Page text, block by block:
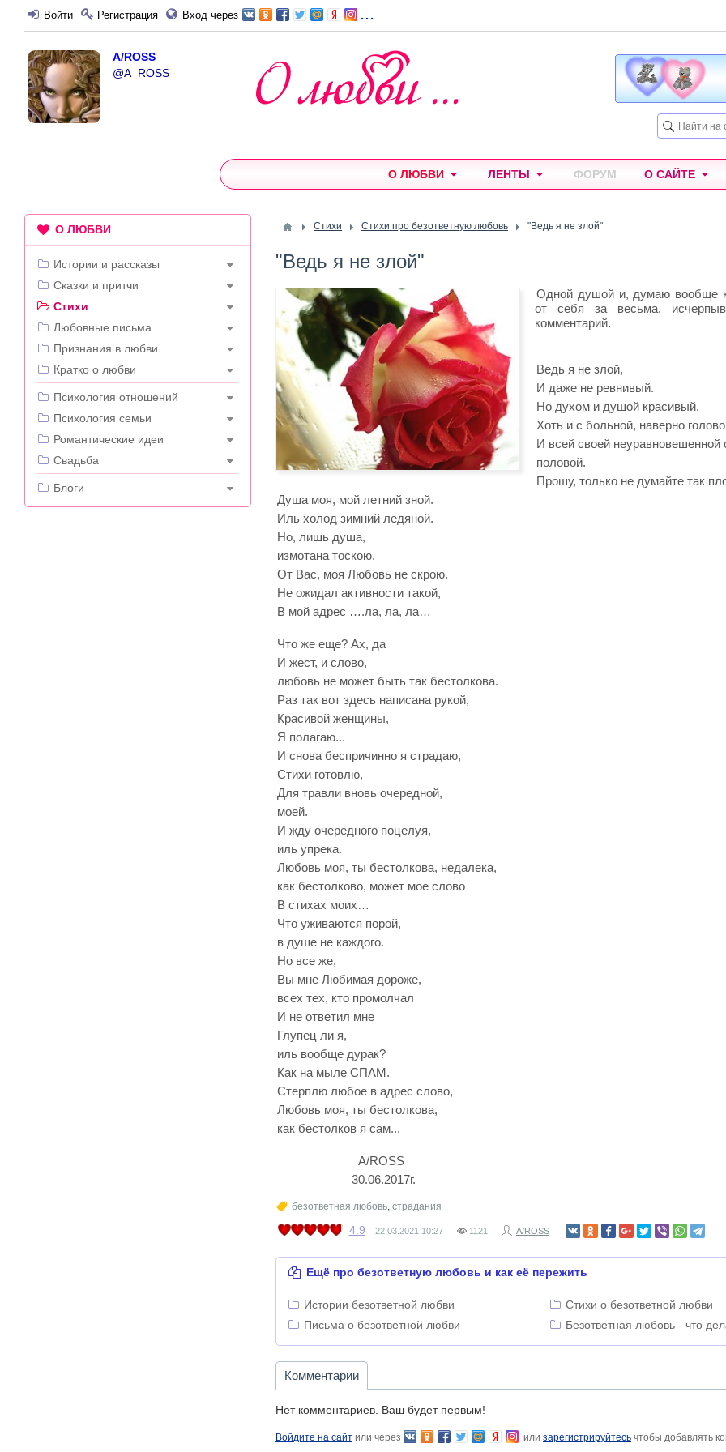
Войти Регистрация Вход через ...
A/ROSS
@A_ROSS
О ЛЮБВИ ЛЕНТЫ ФОРУМ О САЙТЕ
Стихи Стихи про безответную любовь "Ведь я не злой"
"Ведь я не злой"
Одной душой и, думаю вообще
от себя за весьма,
комментарий.
Ведь я не злой,
И даже не ревнивый.
Но духом и душой красивый,
Хоть и c больной, наверно
И всей своей неуравновешенной
половой.
Прошу, только не думайте так
Душа моя, мой летний зной.
Иль холод зимний ледяной.
Но, лишь душа,
измотана тоскою.
От Вас, моя Любовь не скрою.
Не ожидал активности такой,
В мой адрес ….ла, ла, ла…
Что же еще? Ах, да
И жест, и слово,
любовь не может быть так бестолкова.
Раз так вот здесь написана рукой,
Красивой женщины,
Я полагаю...
И снова беспричинно я страдаю,
Стихи готовлю,
Для травли вновь очередной,
моей.
И жду очередного поцелуя,
иль упрека.
Любовь моя, ты бестолкова, недалека,
как бестолково, может мое слово
В стихах моих…
Что уживаются порой,
в душе не каждого.
Но все же,
Вы мне Любимая дороже,
всех тех, кто промолчал
И не ответил мне
Глупец ли я,
иль вообще дурак?
Как на мыле СПАМ.
Стерплю любое в адрес слово,
Любовь моя, ты бестолкова,
как бестолков я сам...
А/ROSS
30.06.2017г.
безответная любовь, страдания
4.9 22.03.2021 10:27 1121 A/ROSS
Ещё про безответную любовь и как её пережить
Истории безответной любви
Стихи о безответной любви
Письма о безответной любви
Безответная любовь - что
Комментарии
Нет комментариев. Ваш будет первым!
Войдите на сайт или через или зарегистрируйтесь чтобы добавлять
О ЛЮБВИ
Истории и рассказы
Сказки и притчи
Стихи
Любовные письма
Признания в любви
Кратко о любви
---
Психология отношений
Психология семьи
Романтические идеи
Свадьба
---
Блоги